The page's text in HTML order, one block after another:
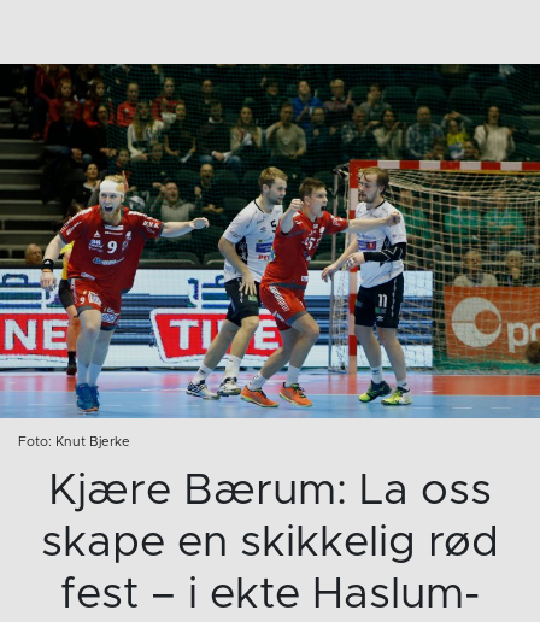
Foto: Knut Bjerke
Kjære Bærum: La oss
skape en skikkelig rød
fest – i ekte Haslum-